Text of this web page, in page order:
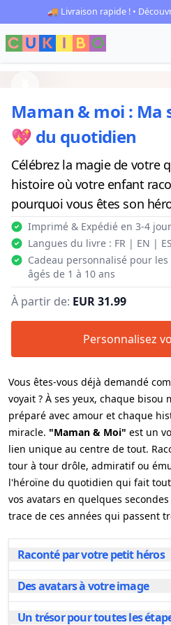
🚚 Livraison rapide ! •
Maman & moi : Ma
💖 du quotidien
Célébrez la magie de votre
histoire où votre enfant
pourquoi vous êtes son
Imprimé & Expédié en 3-4
Langues du livre : FR | EN |
Cadeau personnalisé pour
âgés de 1 à 10 ans
À partir de: EUR 31.99
Personnalisez
Vous êtes-vous déjà demandé
voyait ? À ses yeux, chaque
préparé avec amour et chaque
miracle. "Maman & Moi" est un
lien unique au centre de tout.
tour à tour drôle, admiratif ou
l'héroïne du quotidien qui fait
vos avatars en quelques
trace de ces années qui passent
Raconté par votre petit héros
L'histoire est narrée du point
capturant son
moments de vie "vrais" qui
Des avatars à votre image
Notre outil de
Un trésor pour toutes les